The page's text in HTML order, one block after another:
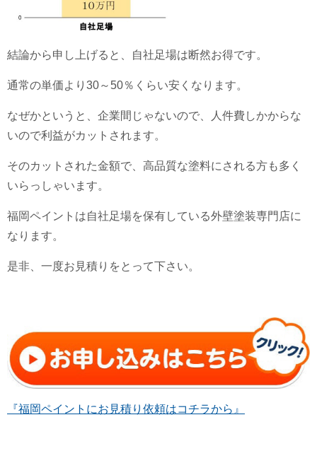
結論から申し上げると、自社足場は断然お得です。
通常の単価より30～50％くらい安くなります。
なぜかというと、企業間じゃないので、人件費しかからな
いので利益がカットされます。
そのカットされた金額で、高品質な塗料にされる方も多く
いらっしゃいます。
福岡ペイントは自社足場を保有している外壁塗装専門店に
なります。
是非、一度お見積りをとって下さい。
『福岡ペイントにお見積り依頼はコチラから』